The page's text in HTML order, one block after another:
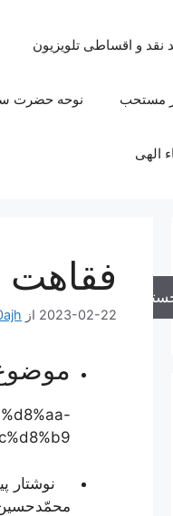
نقد و اقساطی تلویزیون
مستحب نوحه حضرت
الهی
فقاهت
2023-02-22 از
نوشتار
محمّدحسین